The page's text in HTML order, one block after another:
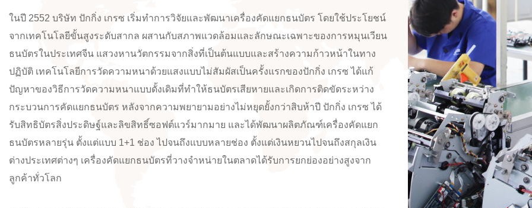
ในปี 2552 บริษัท ปักกิ่ง เกรซ เริ่มทำการวิจัยและพัฒนาเครื่องคัดแยกธนบัตร โดยใช้ประโยชน์
จากเทคโนโลยีขั้นสูงระดับสากล ผสานกับสภาพแวดล้อมและลักษณะเฉพาะของการหมุนเวียน
ธนบัตรในประเทศจีน แสวงหานวัตกรรมจากสิ่งที่เป็นต้นแบบและสร้างความก้าวหน้าในทาง
ปฏิบัติ เทคโนโลยีการวัดความหนาด้วยแสงแบบไม่สัมผัสเป็นครั้งแรกของปักกิ่ง เกรซ ได้แก้
ปัญหาของวิธีการวัดความหนาแบบดั้งเดิมที่ทำให้ธนบัตรเสียหายและเกิดการติดขัดระหว่าง
กระบวนการคัดแยกธนบัตร หลังจากความพยายามอย่างไม่หยุดยั้งกว่าสิบห้าปี ปักกิ่ง เกรซ ได้
รับสิทธิบัตรสิ่งประดิษฐ์และลิขสิทธิ์ซอฟต์แวร์มากมาย และได้พัฒนาผลิตภัณฑ์เครื่องคัดแยก
ธนบัตรหลายรุ่น ตั้งแต่แบบ 1+1 ช่อง ไปจนถึงแบบหลายช่อง ตั้งแต่เงินหยวนไปจนถึงสกุลเงิน
ต่างประเทศต่างๆ เครื่องคัดแยกธนบัตรที่วางจำหน่ายในตลาดได้รับการยกย่องอย่างสูงจาก
ลูกค้าทั่วโลก